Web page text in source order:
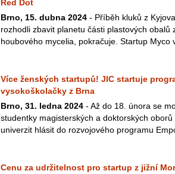
Red Dot
Brno, 15. dubna 2024 - Příběh kluků z
rozhodli zbavit planetu části plastových obalů
houbového mycelia, pokračuje. Startup Myco
Více ženských startupů! JIC startuje
vysokoškolačky z Brna
Brno, 31. ledna 2024 - Až do 18. února se
studentky magisterských a doktorských oborů
univerzit hlásit do rozvojového programu
Cenu za udržitelnost pro startup z jižní